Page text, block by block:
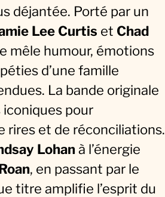
déjantée. Porté par un
Lee Curtis et Chad
mêle humour, émotions
d’une famille
La bande originale
pour
rires et de réconciliations.
Lohan à l’énergie
, en passant par le
titre amplifie l’esprit du